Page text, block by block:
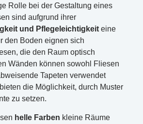
Rolle bei der Gestaltung eines
sind aufgrund ihrer
und Pflegeleichtigkeit eine
den Boden eignen sich
die den Raum optisch
Wänden können sowohl Fliesen
Tapeten verwendet
die Möglichkeit, durch Muster
zu setzen.
helle Farben kleine Räume